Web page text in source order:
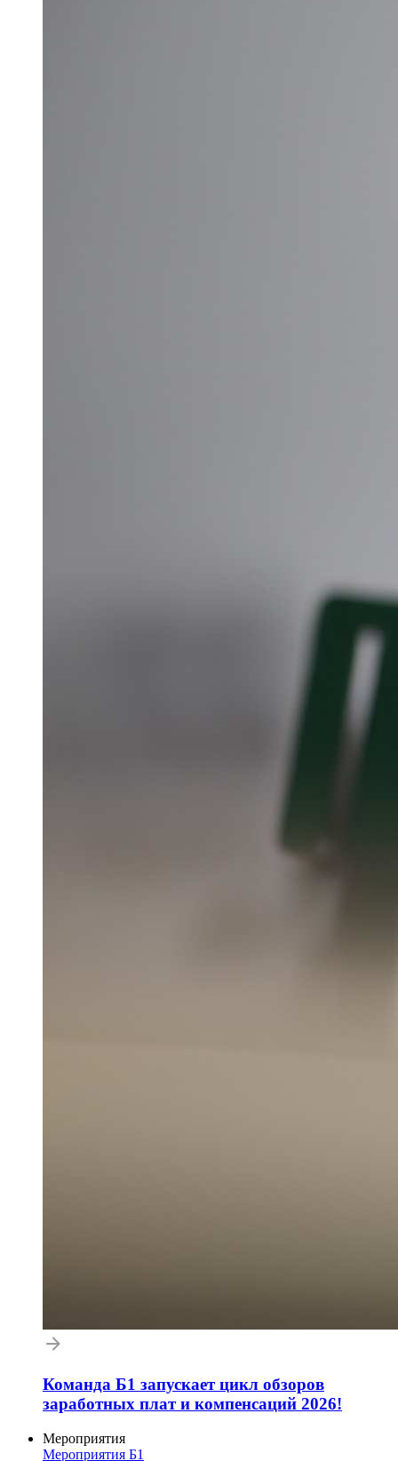
Команда Б1 запускает цикл обзоров
заработных плат и компенсаций 2026!
Мероприятия
Мероприятия Б1